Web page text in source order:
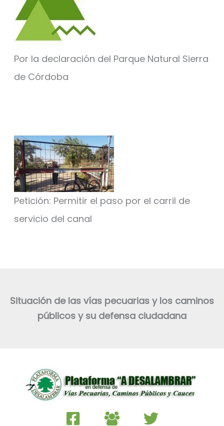
Por la declaración del Parque Natural Sierra
de Córdoba
Petición: Permitir el paso por el carril de
servicio del canal
Situación de las vías pecuarias y los caminos
públicos y su defensa ciudadana